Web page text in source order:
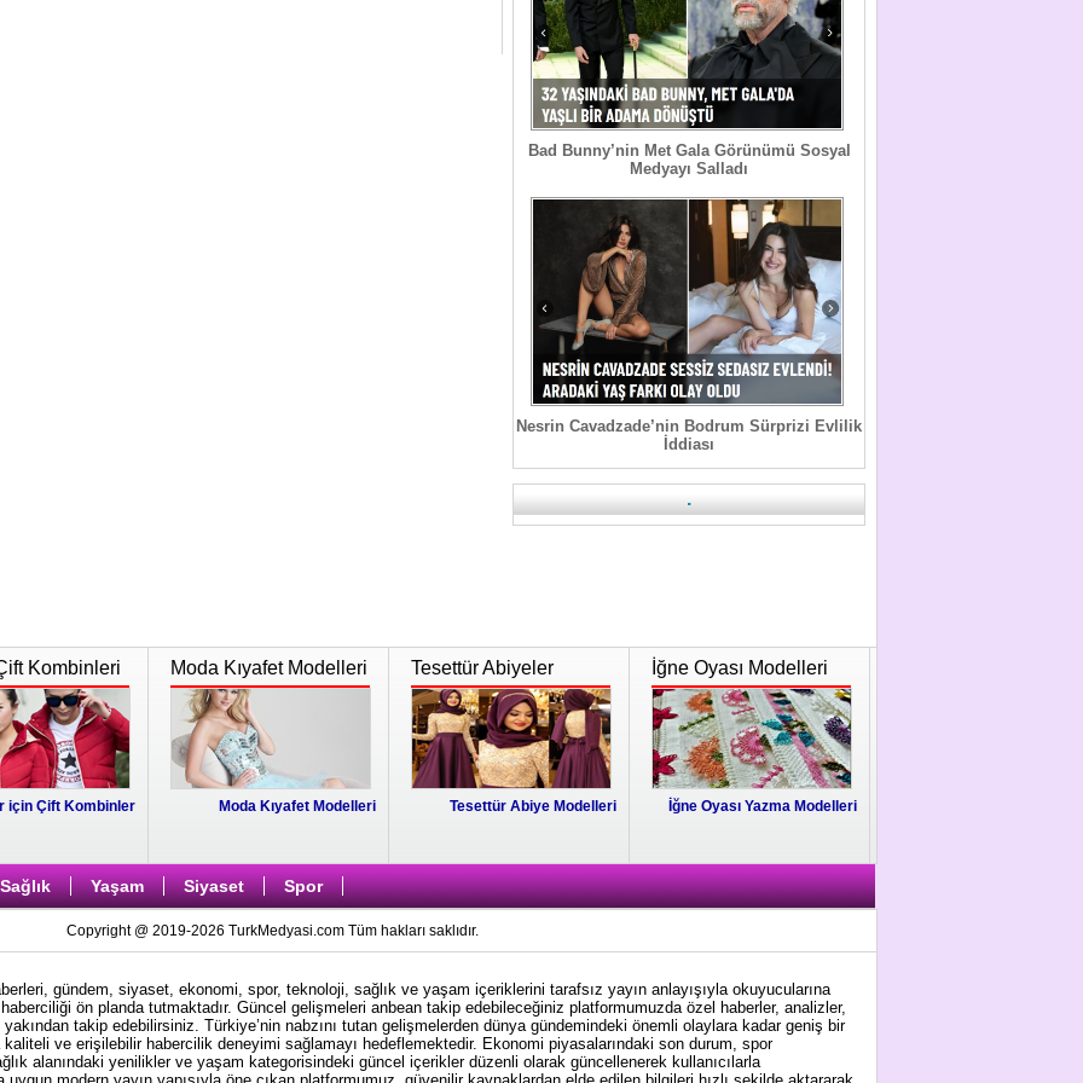
Bad Bunny’nin Met Gala Görünümü Sosyal
Medyayı Salladı
Nesrin Cavadzade’nin Bodrum Sürprizi Evlilik
İddiası
.
Kombinleri
için Çift Kombinler
Moda Kıyafet Modelleri
Moda Kıyafet Modelleri
Tesettür Abiyeler
Tesettür Abiye Modelleri
İğne Oyası Modelleri
İğne Oyası Yazma Modelleri
Sağlık Yaşam Siyaset Spor
Copyright @ 2019-2026 TurkMedyasi.com Tüm hakları saklıdır.
gündem, siyaset, ekonomi, spor, teknoloji, sağlık ve yaşam içeriklerini tarafsız yayın anlayışıyla okuyucularına
ön planda tutmaktadır. Güncel gelişmeleri anbean takip edebileceğiniz platformumuzda özel haberler, analizler,
takip edebilirsiniz. Türkiye’nin nabzını tutan gelişmelerden dünya gündemindeki önemli olaylara kadar geniş bir
ve erişilebilir habercilik deneyimi sağlamayı hedeflemektedir. Ekonomi piyasalarındaki son durum, spor
alanındaki yenilikler ve yaşam kategorisindeki güncel içerikler düzenli olarak güncellenerek kullanıcılarla